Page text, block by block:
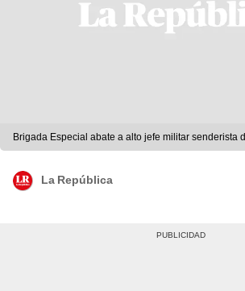
Brigada Especial abate a alto jefe militar senderista
La República